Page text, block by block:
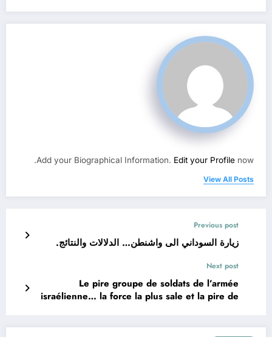
Add your Biographical Information. Edit your Profile now.
View All Posts
Previous post
زيارة السوداني الى واشنطن… الدلالات والنتائج.
Next post
Le pire groupe de soldats de l’armée
israélienne… la force la plus sale et la pire de